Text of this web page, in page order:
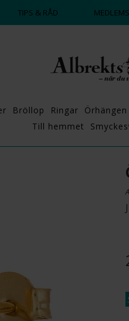
BRA PRISER ✔
TIPS & RÅD
Bröllop Ringar Örhängen
Till hemmet